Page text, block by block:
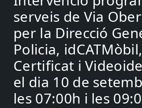
serveis de Via
per la Direcció
Policia,
Certificat i
el dia 10 de
les 07:00h i les